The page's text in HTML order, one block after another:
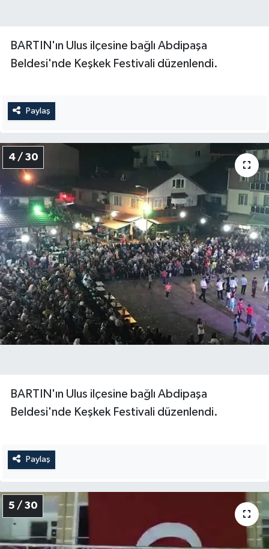
BARTIN'ın Ulus ilçesine bağlı Abdipaşa
Beldesi'nde Keşkek Festivali düzenlendi.
Paylaş
4 / 30
BARTIN'ın Ulus ilçesine bağlı Abdipaşa
Beldesi'nde Keşkek Festivali düzenlendi.
Paylaş
5 / 30